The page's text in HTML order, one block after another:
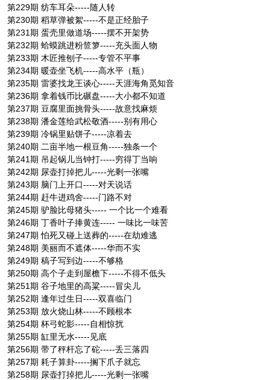
第229期 纺车耳朵-----随人转
第230期 稻草弹被絮-----不是正经胎子
第231期 蛋壳里做道场-----摆不开架势
第232期 蛤蟆跳进粉笸箩-----充头面人物
第233期 木匠推刨子-----专管不平事
第234期 暖壶坐飞机-----高水平（瓶）
第235期 雷婆找龙王谈心-----天涯海角觅知音
第236期 拿着钱币比碾盘-----大小都不知道
第237期 豆腐里面挑骨头-----故意找麻烦
第238期 潘金莲给武松敬酒-----别有用心
第239期 冷锅里贴饼子-----凉着去
第240期 二亩半地一根豆角-----独条一个
第241期 吊起锅儿当钟打-----穷得丁当响
第242期 尿壶打掉把儿-----光剩一张嘴
第243期 脑门上开口-----对天说话
第244期 赶牛进鸡舍-----门路不对
第245期 驴脸比母猪头----- 一个比一个难看
第246期 丁香叶子捧黄连----- 一味比一味苦
第247期 怕死又碰上送葬的-----在劫难逃
第248期 美丽而不遮体-----华而不实
第249期 稿子写到边-----不够格
第250期 高个子走到屋檐下-----不得不低头
第251期 谷子地里的高粱-----冒尖儿
第252期 逢年过生日-----双喜临门
第253期 放火烧山林-----不顾根本
第254期 杯弓蛇影-----自相惊扰
第255期 缸里无水-----见底
第256期 带了秤杆忘了砣-----丢三落四
第257期 耗子算卦-----搁下爪子就忘
第258期 尿壶打掉把儿-----光剩一张嘴